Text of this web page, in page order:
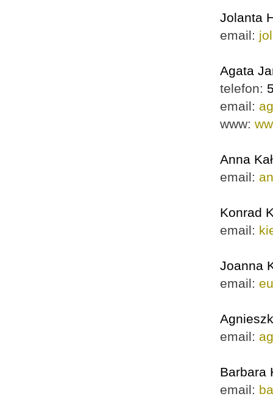
Jolanta
email:
Agata
telefon:
email:
www:
Anna
email:
Konrad
email:
Joanna
email:
email:
Barbara
email: